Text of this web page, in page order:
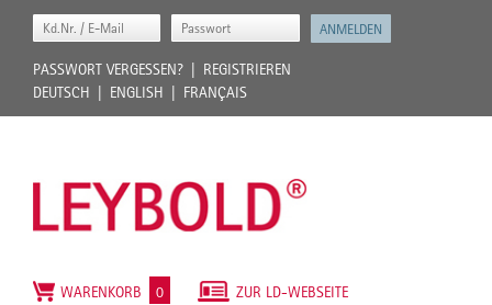
PASSWORT VERGESSEN?
REGISTRIEREN
DEUTSCH
ENGLISH FRANÇAIS
ZUR LD-WEBSEITE
WARENKORB 0